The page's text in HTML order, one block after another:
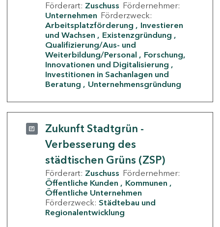
Förderart: Zuschuss Fördernehmer:
Unternehmen Förderzweck:
Arbeitsplatzförderung
Investieren
und Wachsen
Existenzgründung
Qualifizierung/Aus- und
Weiterbildung/Personal
Forschung,
Innovationen und Digitalisierung
Investitionen in Sachanlagen und
Beratung
Unternehmensgründung
Zukunft Stadtgrün -
Verbesserung des
städtischen Grüns (ZSP)
Förderart: Zuschuss Fördernehmer:
Öffentliche Kunden
Kommunen
Öffentliche Unternehmen
Förderzweck: Städtebau und
Regionalentwicklung